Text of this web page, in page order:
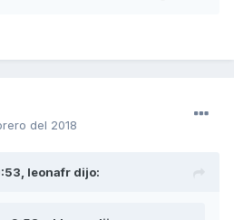
del 2018
leonafr dijo: